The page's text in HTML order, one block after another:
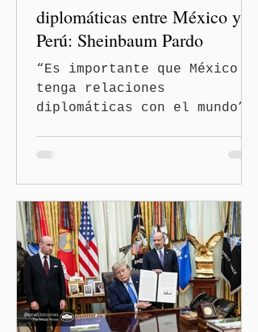
diplomáticas entre México y
Perú: Sheinbaum Pardo
“Es importante que México
tenga relaciones
diplomáticas con el mundo”,
Sheinbaum Pardo anunció el
restablecimiento de las
relaciones diplomáticas
entre los gobiernos de
México y Perú. “Es
importante que más allá de
la orientación política de
los gobiernos —porque hay